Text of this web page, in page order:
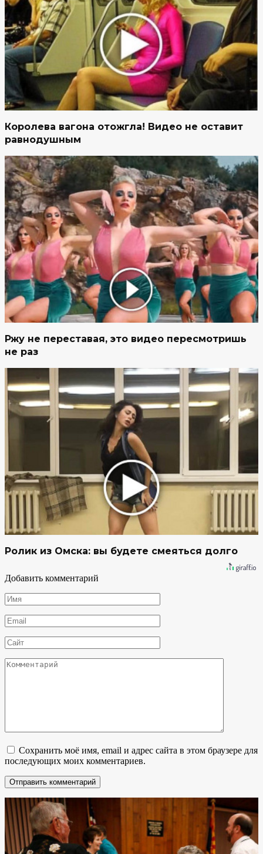
Королева вагона отожгла! Видео не оставит
равнодушным
Ржу не переставая, это видео пересмотришь
не раз
Ролик из Омска: вы будете смеяться долго
Добавить комментарий
Имя
*
Email
*
Сайт
Комментарий
Сохранить моё имя, email и адрес сайта в этом браузере для
последующих моих комментариев.